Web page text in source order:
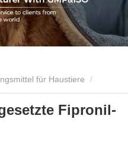
für Haustiere
1,34 ml zusammengesetzte
Fipronil-